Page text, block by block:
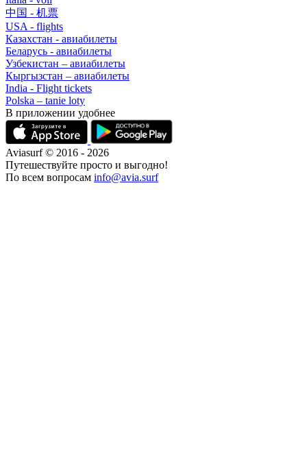
中国 - 机票
USA - flights
Казахстан - авиабилеты
Беларусь - авиабилеты
Узбекистан – авиабилеты
Кыргызстан – авиабилеты
India - Flight tickets
Polska – tanie loty
В приложении удобнее
Aviasurf © 2016 - 2026
Путешествуйте просто и выгодно!
По всем вопросам info@avia.surf